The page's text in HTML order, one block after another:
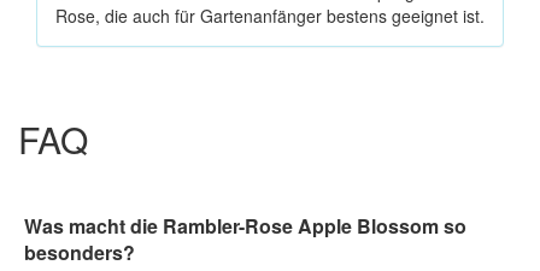
Rose, die auch für Gartenanfänger bestens geeignet ist.
FAQ
Was macht die Rambler-Rose Apple Blossom so
besonders?